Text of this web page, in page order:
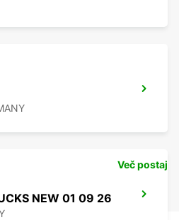
NEW 01 09 26
Več postaj